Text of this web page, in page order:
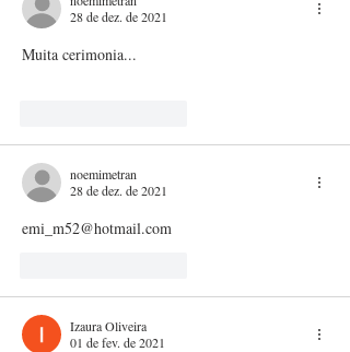
28 de dez. de 2021
Muita cerimonia...
noemimetran
28 de dez. de 2021
emi_m52@hotmail.com
Izaura Oliveira
01 de fev. de 2021